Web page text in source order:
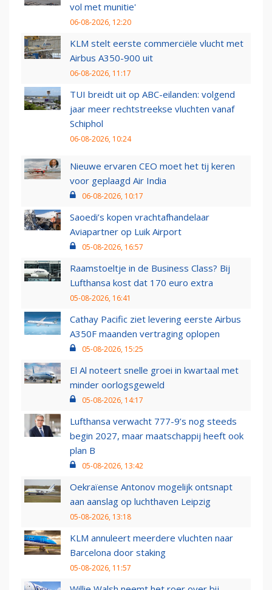
vol met munitie'
06-08-2026, 12:20
KLM stelt eerste commerciële vlucht met
Airbus A350-900 uit
06-08-2026, 11:17
TUI breidt uit op ABC-eilanden: volgend
jaar meer rechtstreekse vluchten vanaf
Schiphol
06-08-2026, 10:24
Nieuwe ervaren CEO moet het tij keren
voor geplaagd Air India
06-08-2026, 10:17
Saoedi’s kopen vrachtafhandelaar
Aviapartner op Luik Airport
05-08-2026, 16:57
Raamstoeltje in de Business Class? Bij
Lufthansa kost dat 170 euro extra
05-08-2026, 16:41
Cathay Pacific ziet levering eerste Airbus
A350F maanden vertraging oplopen
05-08-2026, 15:25
El Al noteert snelle groei in kwartaal met
minder oorlogsgeweld
05-08-2026, 14:17
Lufthansa verwacht 777-9’s nog steeds
begin 2027, maar maatschappij heeft ook
plan B
05-08-2026, 13:42
Oekraïense Antonov mogelijk ontsnapt
aan aanslag op luchthaven Leipzig
05-08-2026, 13:18
KLM annuleert meerdere vluchten naar
Barcelona door staking
05-08-2026, 11:57